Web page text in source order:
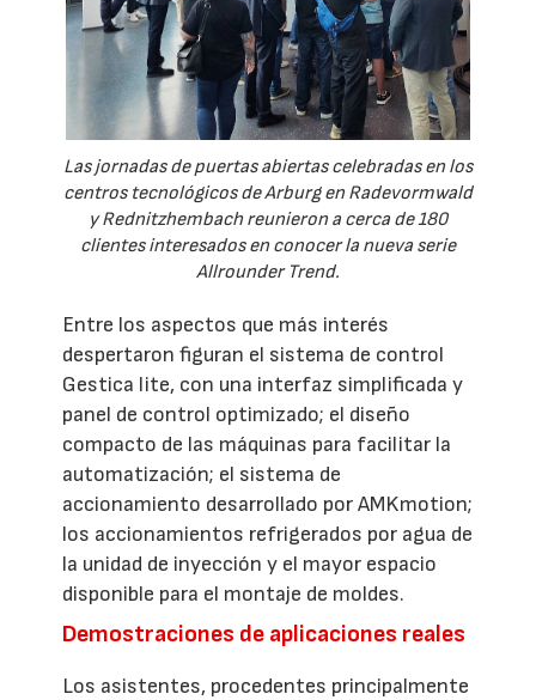
Las jornadas de puertas abiertas celebradas en los
centros tecnológicos de Arburg en Radevormwald
y Rednitzhembach reunieron a cerca de 180
clientes interesados en conocer la nueva serie
Allrounder Trend.
Entre los aspectos que más interés
despertaron figuran el sistema de control
Gestica lite, con una interfaz simplificada y
panel de control optimizado; el diseño
compacto de las máquinas para facilitar la
automatización; el sistema de
accionamiento desarrollado por AMKmotion;
los accionamientos refrigerados por agua de
la unidad de inyección y el mayor espacio
disponible para el montaje de moldes.
Demostraciones de aplicaciones reales
Los asistentes, procedentes principalmente